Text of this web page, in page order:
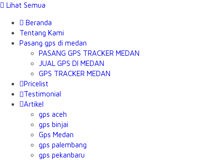
Lihat Semua
Beranda
Tentang Kami
Pasang gps di medan
PASANG GPS TRACKER MEDAN
JUAL GPS DI MEDAN
GPS TRACKER MEDAN
Pricelist
Testimonial
Artikel
gps aceh
gps binjai
Gps Medan
gps palembang
gps pekanbaru